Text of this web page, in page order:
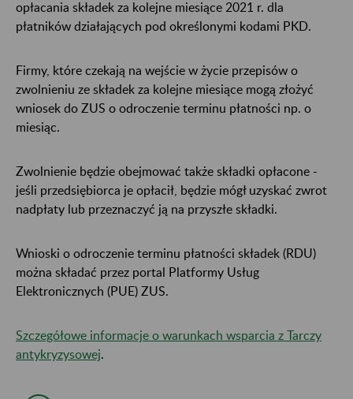
opłacania składek za kolejne miesiące 2021 r. dla
płatników działających pod określonymi kodami PKD.
Firmy, które czekają na wejście w życie przepisów o
zwolnieniu ze składek za kolejne miesiące mogą złożyć
wniosek do ZUS o odroczenie terminu płatności np. o
miesiąc.
Zwolnienie będzie obejmować także składki opłacone -
jeśli przedsiębiorca je opłacił, będzie mógł uzyskać zwrot
nadpłaty lub przeznaczyć ją na przyszłe składki.
Wnioski o odroczenie terminu płatności składek (RDU)
można składać przez portal Platformy Usług
Elektronicznych (PUE) ZUS.
Szczegółowe informacje o warunkach wsparcia z Tarczy
antykryzysowej.